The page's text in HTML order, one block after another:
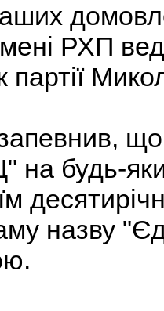
РХП
партії
на будь-
назву